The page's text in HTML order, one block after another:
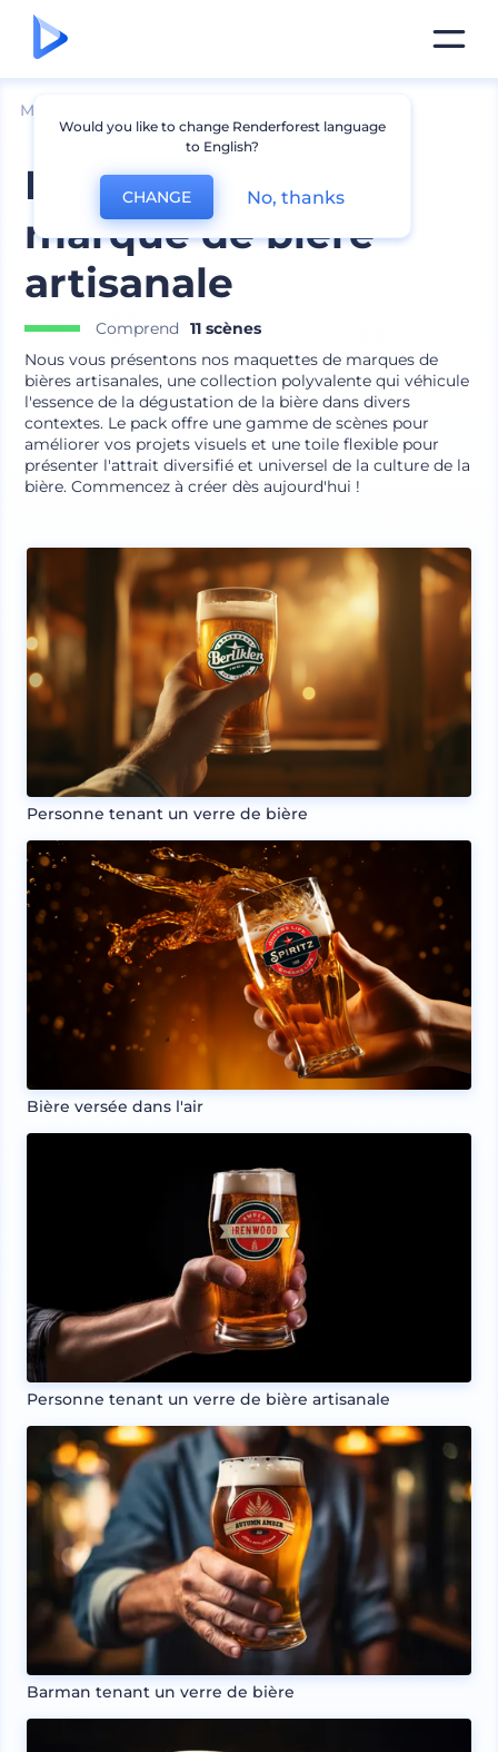
Mockups
Maquettes de
marque de bière
artisanale
Comprend
11 scènes
Nous vous présentons nos maquettes de marques de
bières artisanales, une collection polyvalente qui véhicule
l'essence de la dégustation de la bière dans divers
contextes. Le pack offre une gamme de scènes pour
améliorer vos projets visuels et une toile flexible pour
présenter l'attrait diversifié et universel de la culture de la
bière. Commencez à créer dès aujourd'hui !
Personne tenant un verre de bière
Bière versée dans l'air
Personne tenant un verre de bière artisanale
Barman tenant un verre de bière
Would you like to change Renderforest language
to English?
CHANGE No, thanks